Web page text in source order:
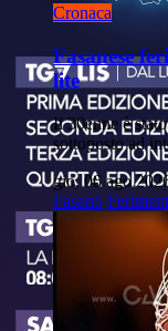
Cronaca
Fasanese
lite
Il 30enne è
sottoposto ad
gio, 06 ago
Fasano